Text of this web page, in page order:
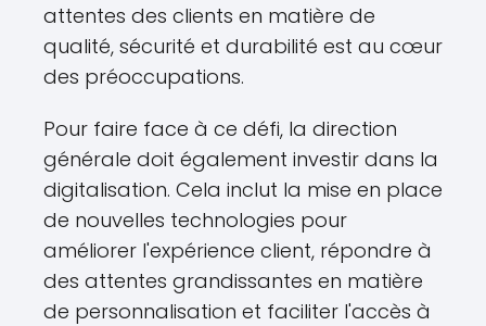
attentes des clients en matière de
qualité, sécurité et durabilité est au cœur
des préoccupations.
Pour faire face à ce défi, la direction
générale doit également investir dans la
digitalisation. Cela inclut la mise en place
de nouvelles technologies pour
améliorer l'expérience client, répondre à
des attentes grandissantes en matière
de personnalisation et faciliter l'accès à